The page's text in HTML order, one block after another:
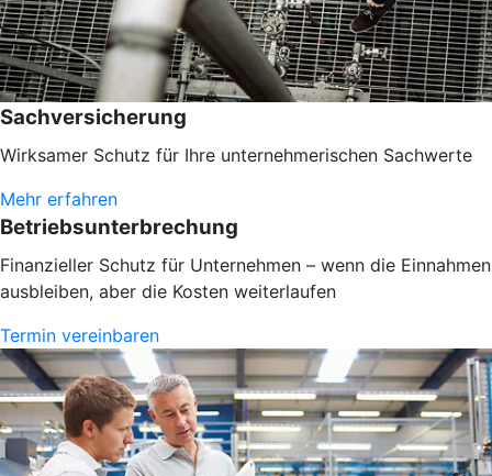
Sachversicherung
Wirksamer Schutz für Ihre unternehmerischen Sachwerte
Mehr erfahren
Betriebsunterbrechung
Finanzieller Schutz für Unternehmen – wenn die Einnahmen
ausbleiben, aber die Kosten weiterlaufen
Termin vereinbaren